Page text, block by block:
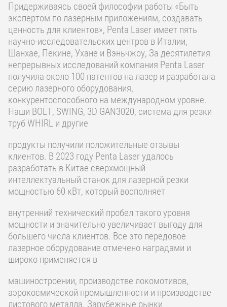
Придерживаясь своей философии работы «Быть
экспертом по лазерным приложениям, создавать
ценность для клиентов», Penta Laser имеет пять
научно-исследовательских центров в Италии,
Шанхае, Пекине, Ухане и Вэньчжоу, За десятилетия
непрерывных исследований компания Penta Laser
получила около 100 патентов на лазер и разработала
серию лазерного оборудования,
конкурентоспособного на международном уровне.
Наши BOLT, SWING, 3D GAN3020, система для резки
труб WHIRL и другие
продукты получили положительные отзывы
клиентов. В 2023 году Penta Laser удалось
разработать в Китае сверхмощный
интеллектуальный станок для лазерной резки
мощностью 60 кВт, который восполняет
внутренний технический пробел такого уровня
мощности и значительно увеличивает выгоду для
большего числа клиентов. Все это передовое
лазерное оборудование отмечено наградами и
широко применяется в
машиностроении, производстве локомотивов,
аэрокосмической промышленности и производстве
листового металла. Зарубежные рынки